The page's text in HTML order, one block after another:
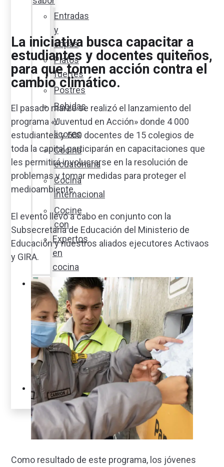
Entradas
y
sopas
Platos
fuertes
Postres
Bebidas
y
licores
Cocina
ecuatoriana
Cocina
internacional
Cocine
con
Expertos
en
cocina
Noticias
Ambiente
Favorita
en
acción
Corporativo
Emprendimiento
Maxi
Guía
La iniciativa busca capacitar a
estudiantes y docentes quiteños,
para que tomen acción contra el
cambio climático.
El pasado marzo se realizó el lanzamiento del
programa «Juventud en Acción» donde 4 000
estudiantes y 500 docentes de 15 colegios de
toda la capital participarán en capacitaciones que
les permitirá involucrarse en la resolución de
problemas y tomar medidas para proteger el
medioambiente.
El evento llevó a cabo en conjunto con la
Subsecretaría de Educación del Ministerio de
Educación y nuestros aliados ejecutores Activaos
y GIRA.
Como resultado de este programa, los jóvenes